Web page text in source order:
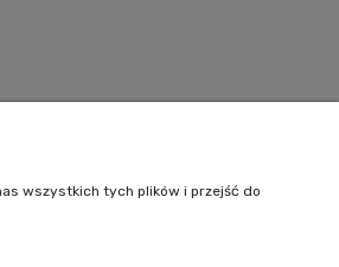
wszystkich tych plików i przejść do